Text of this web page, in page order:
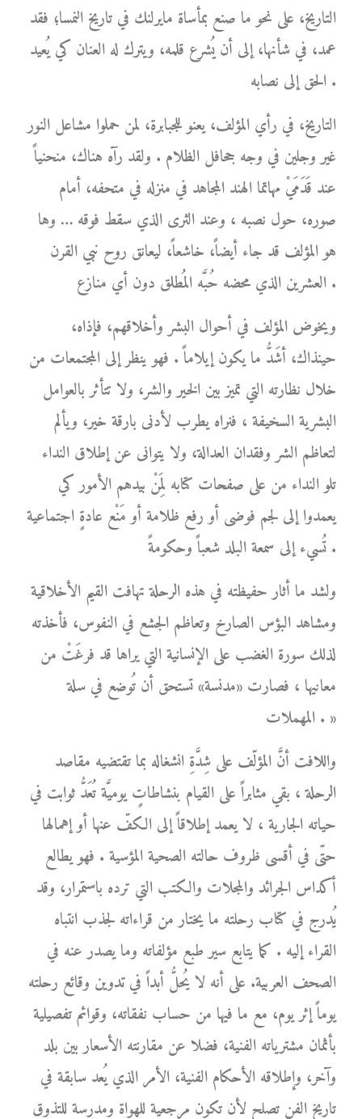
التاريخ، على نحو ما صنع بمأساة مايرلنك في تاريخ النمسا؛ فقد
عمد، في شأنها، إلى أن يُشرع قلمه، ويترك له العنان كي يُعيد
الحق إلى نصابه .
التاريخ، في رأي المؤلف، يعنو للجبابرة، لمن حملوا مشاعل النور
غير وجلين في وجه جحافل الظلام . ولقد رآه هناك، منحنياً
عند قَدَمَيْ مهاتما الهند المجاهد في منزله في متحفه، أمام
صوره، حول نصبه ، وعند الثرى الذي سقط فوقه … وها
هو المؤلف قد جاء أيضاً، خاشعاً، ليعانق روح نبي القرن
العشرين الذي محضه حُبَّه المُطلق دون أي منازع .
ويخوض المؤلف في أحوال البشر وأخلاقهم، فإذاه،
حينذاك، أشَدُّ ما يكون إيلاماً . فهو ينظر إلى المجتمعات من
خلال نظارته التي تميز بين الخير والشر، ولا تتأثر بالعوامل
البشرية السخيفة ، فنراه يطرب لأدنى بارقة خير، ويألم
لتعاظم الشر وفقدان العدالة، ولا يتوانى عن إطلاق النداء
تلو النداء من على صفحات كتابه لِمَنْ بيدهم الأمور كي
يعمدوا إلى لجم فوضى أو رفع ظلامة أو مَنْع عادةٍ اجتماعية
تُسيء إلى سمعة البلد شعباً وحكومةً .
ولشد ما أثار حفيظته في هذه الرحلة تهافت القيم الأخلاقية
ومشاهد البؤس الصارخ وتعاظم الجشع في النفوس، فأخذته
لذلك سورة الغضب على الإنسانية التي يراها قد فرغَتْ من
معانيها ، فصارت «مدنسة» تستحق أن تُوضع في سلة
المهملات . »
واللافت أنَّ المؤلّف على شِدَّةِ انشغاله بما تقتضيه مقاصد
الرحلة ، بقي مثابراً على القيام بنشاطاتٍ يوميَّة تُعَدُّ ثوابت في
حياته الجارية ، لا يعمد إطلاقاً إلى الكفّ عنها أو إهمالها
حتّى في أقسى ظروف حالته الصحية المؤسية . فهو يطالع
أكداس الجرائد والمجلات والكتب التي ترده باستمرار، وقد
يُدرج في كتاب رحلته ما يختار من قراءاته لجذب انتباه
القراء إليه . كما يتابع سير طبع مؤلفاته وما يصدر عنه في
الصحف العربية. على أنه لا يُحلُّ أبداً في تدوين وقائع رحلته
يوماً إثر يوم، مع ما فيها من حساب نفقاته، وقوائم تفصيلية
بأثمان مشترياته الفنية، فضلا عن مقارنته الأسعار بين بلد
وآخر، وإطلاقه الأحكام الفنية، الأمر الذي يُعد سابقة في
تاريخ الفن تصلح لأن تكون مرجعية للهواة ومدرسة للتذوق